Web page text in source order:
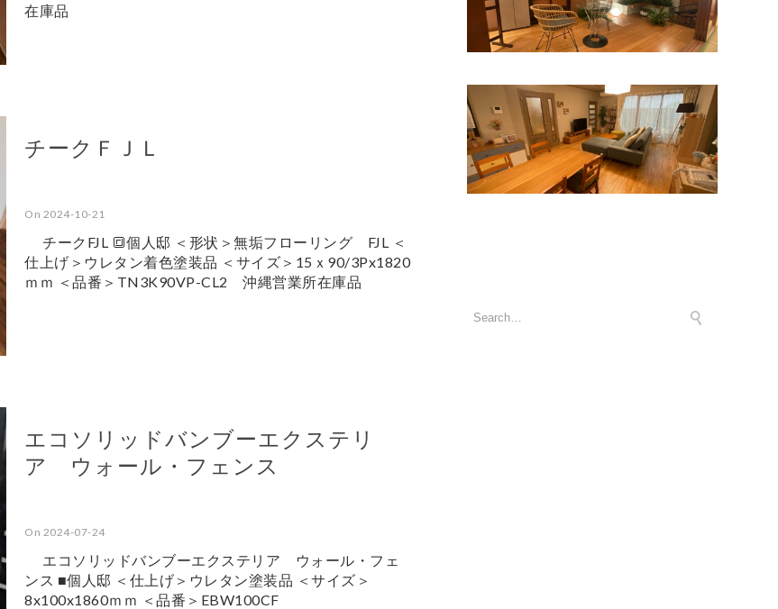
在庫品
チークＦＪＬ
On 2024-10-21
チークFJL 🔳個人邸 ＜形状＞無垢フローリング FJL ＜
仕上げ＞ウレタン着色塗装品 ＜サイズ＞15ｘ90/3Px1820
ｍｍ ＜品番＞TN3K90VP-CL2 沖縄営業所在庫品
エコソリッドバンブーエクステリ
ア ウォール・フェンス
On 2024-07-24
エコソリッドバンブーエクステリア ウォール・フェ
ンス ■個人邸 ＜仕上げ＞ウレタン塗装品 ＜サイズ＞
8x100x1860ｍｍ ＜品番＞EBW100CF